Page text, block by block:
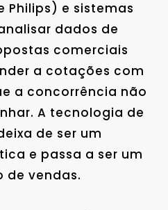
Philips) e sistemas
dados de
comerciais
a cotações com
a concorrência não
A tecnologia de
de ser um
e passa a ser um
de vendas.